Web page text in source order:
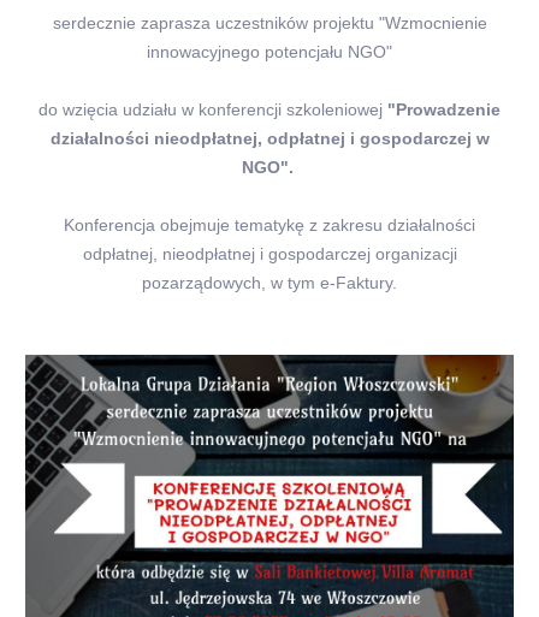
serdecznie zaprasza uczestników projektu "Wzmocnienie
innowacyjnego potencjału NGO"
do wzięcia udziału w konferencji szkoleniowej "Prowadzenie
działalności nieodpłatnej, odpłatnej i gospodarczej w
NGO".
Konferencja obejmuje tematykę z zakresu działalności
odpłatnej, nieodpłatnej i gospodarczej organizacji
pozarządowych, w tym e-Faktury.